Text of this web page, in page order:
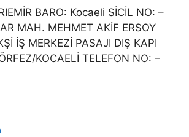
BARO: Kocaeli SİCİL NO: –
MAH. MEHMET AKİF ERSOY
İŞ MERKEZİ PASAJI DIŞ KAPI
KOCAELİ TELEFON NO: –